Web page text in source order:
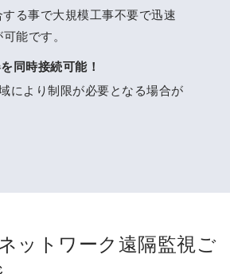
る事で大規模工事不要で迅速
能です。
同時接続可能！
により制限が必要となる場合が
ットワーク遠隔監視ご